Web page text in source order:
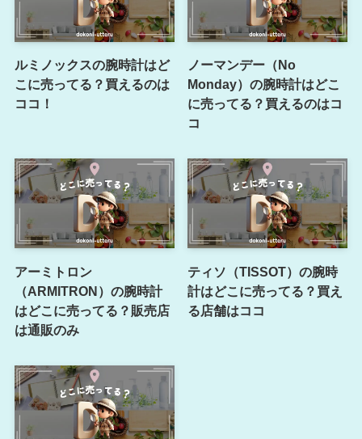
ルミノックスの腕時計はど
こに売ってる？買えるのは
ココ！
ノーマンデー（No
Monday）の腕時計はどこ
に売ってる？買えるのはコ
コ
アーミトロン
（ARMITRON）の腕時計
はどこに売ってる？販売店
は通販のみ
ティソ（TISSOT）の腕時
計はどこに売ってる？買え
る店舗はココ